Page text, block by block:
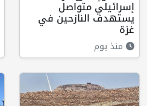
إسرائيلي متواصل
يستهدف النازحين في
غزة
منذ يوم